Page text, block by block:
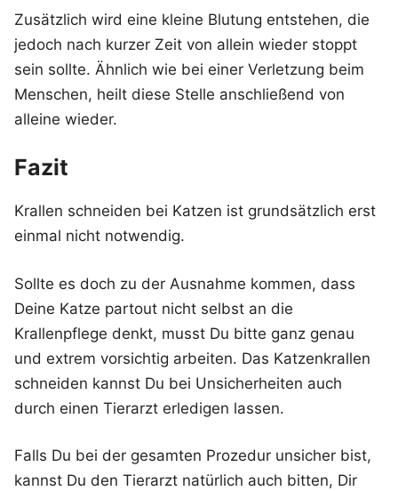
Zusätzlich wird eine kleine Blutung entstehen, die
jedoch nach kurzer Zeit von allein wieder stoppt
sein sollte. Ähnlich wie bei einer Verletzung beim
Menschen, heilt diese Stelle anschließend von
alleine wieder.
Fazit
Krallen schneiden bei Katzen ist grundsätzlich erst
einmal nicht notwendig.
Sollte es doch zu der Ausnahme kommen, dass
Deine Katze partout nicht selbst an die
Krallenpflege denkt, musst Du bitte ganz genau
und extrem vorsichtig arbeiten. Das Katzenkrallen
schneiden kannst Du bei Unsicherheiten auch
durch einen Tierarzt erledigen lassen.
Falls Du bei der gesamten Prozedur unsicher bist,
kannst Du den Tierarzt natürlich auch bitten, Dir